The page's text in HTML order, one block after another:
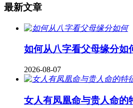
最新文章
如何从八字看父母缘分如
2026-08-07
女人有凤凰命与贵人命的